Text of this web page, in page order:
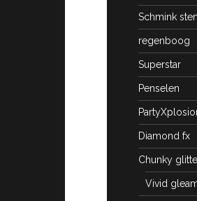
Schmink
regenboog
Superstar
Penselen
Diamond fx
Chunky
Vivid